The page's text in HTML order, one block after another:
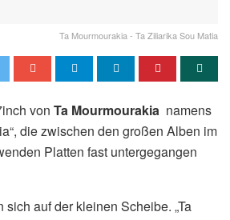
Ta Mourmourakia - Ta Ziliarika Sou Matia
von Ta Mourmourakia namens
die zwischen den großen Alben im
Platten fast untergegangen
auf der kleinen Scheibe. „Ta